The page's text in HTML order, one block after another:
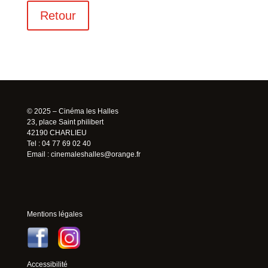
Retour
© 2025 – Cinéma les Halles
23, place Saint philibert
42190 CHARLIEU
Tel : 04 77 69 02 40
Email : cinemaleshalles@orange.fr
Mentions légales
Accessibilité